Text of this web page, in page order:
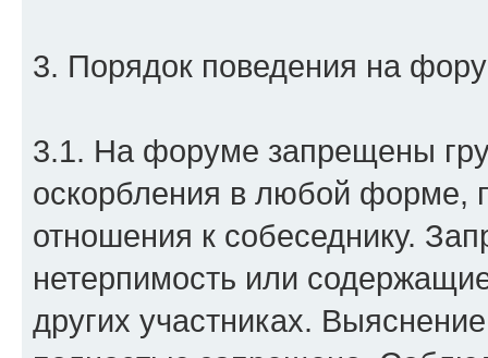
3. Порядок поведения на
3.1. На форуме запрещены
оскорбления в любой форме,
отношения к собеседнику.
нетерпимость или
других участниках.